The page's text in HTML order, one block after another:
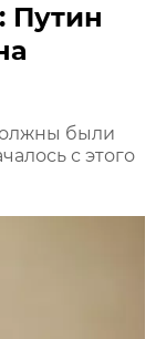
Путин
были
с этого